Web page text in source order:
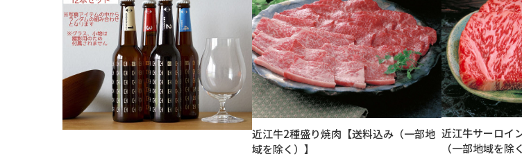
近江牛2種盛り焼肉【送料込み（一部地
域を除く）】
近江牛サーロイ
（一部地域を除